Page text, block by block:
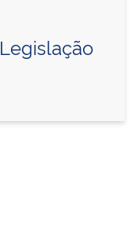
Legislação